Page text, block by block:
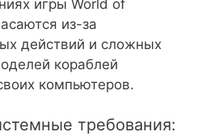
игры World of
из-за
действий и сложных
кораблей
компьютеров.
требования: